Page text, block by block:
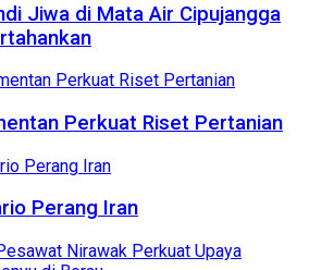
Jiwa di Mata Air Cipujangga
Perkuat Riset Pertanian
Perang Iran